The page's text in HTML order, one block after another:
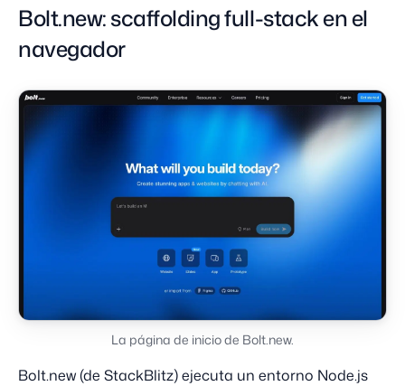
Bolt.new: scaffolding full-stack en el
navegador
La página de inicio de Bolt.new.
Bolt.new (de StackBlitz) ejecuta un entorno Node.js